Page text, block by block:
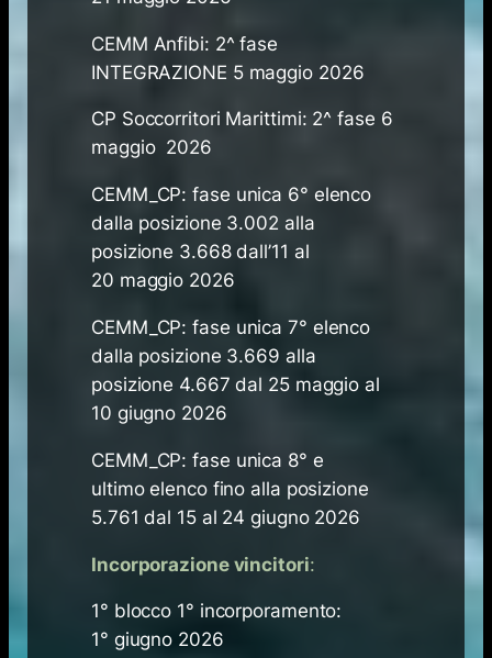
CEMM Anfibi: 2^ fase
INTEGRAZIONE 5 maggio 2026
CP Soccorritori Marittimi: 2^ fase 6
maggio 2026
CEMM_CP: fase unica 6° elenco
dalla posizione 3.002 alla
posizione 3.668 dall’11 al
20 maggio ​2026
CEMM_CP: fase unica 7° elenco
dalla posizione 3.669 alla
posizione 4.667 dal 25 maggio al
10 giugno ​2026
CEMM_CP: fase unica 8° e
ultimo elenco fino alla posizione
5.761 dal 15 al 24 giugno ​2026
​Incorporazione vincitori:
1° blocco 1° incorporamento:
1° giugno 2026